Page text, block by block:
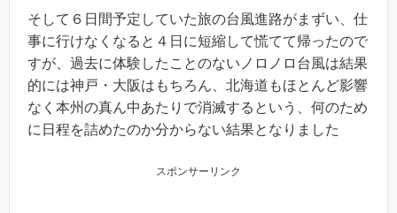
そして６日間予定していた旅の台風進路がまずい、仕
事に行けなくなると４日に短縮して慌てて帰ったので
すが、過去に体験したことのないノロノロ台風は結果
的には神戸・大阪はもちろん、北海道もほとんど影響
なく本州の真ん中あたりで消滅するという、何のため
に日程を詰めたのか分からない結果となりました
スポンサーリンク